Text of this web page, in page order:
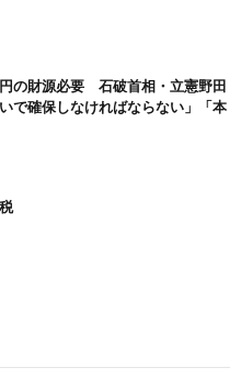
の財源必要 石破首相・立憲野田
で確保しなければならない」「本